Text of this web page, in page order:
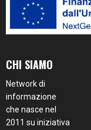
CHI SIAMO
Network di
informazione
che nasce nel
2011 su iniziativa